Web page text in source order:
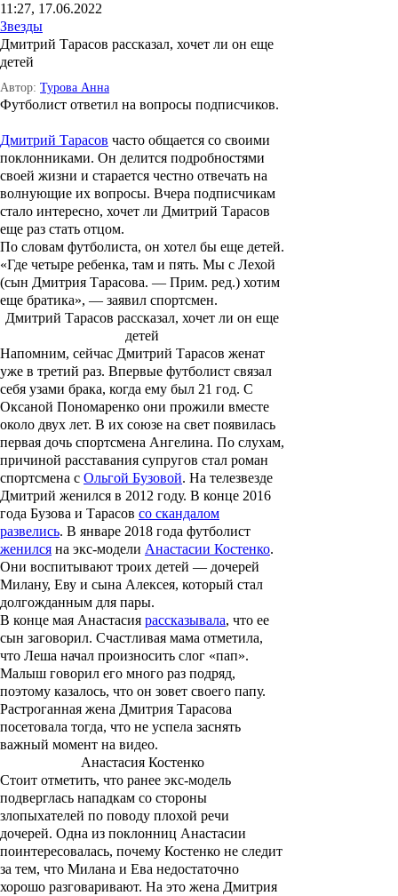
11:27, 17.06.2022
Звезды
Дмитрий Тарасов рассказал, хочет ли он еще
детей
Автор: Турова Анна
Футболист ответил на вопросы подписчиков.
Дмитрий Тарасов часто общается со своими
поклонниками. Он делится подробностями
своей жизни и старается честно отвечать на
волнующие их вопросы. Вчера подписчикам
стало интересно, хочет ли Дмитрий Тарасов
еще раз стать отцом.
По словам футболиста, он хотел бы еще детей.
«Где четыре ребенка, там и пять. Мы с Лехой
(сын Дмитрия Тарасова. — Прим. ред.) хотим
еще братика», — заявил спортсмен.
Дмитрий Тарасов рассказал, хочет ли он еще
детей
Напомним, сейчас Дмитрий Тарасов женат
уже в третий раз. Впервые футболист связал
себя узами брака, когда ему был 21 год. С
Оксаной Пономаренко они прожили вместе
около двух лет. В их союзе на свет появилась
первая дочь спортсмена Ангелина. По слухам,
причиной расставания супругов стал роман
спортсмена с Ольгой Бузовой. На телезвезде
Дмитрий женился в 2012 году. В конце 2016
года Бузова и Тарасов со скандалом
развелись. В январе 2018 года футболист
женился на экс-модели Анастасии Костенко.
Они воспитывают троих детей — дочерей
Милану, Еву и сына Алексея, который стал
долгожданным для пары.
В конце мая Анастасия рассказывала, что ее
сын заговорил. Счастливая мама отметила,
что Леша начал произносить слог «пап».
Малыш говорил его много раз подряд,
поэтому казалось, что он зовет своего папу.
Растроганная жена Дмитрия Тарасова
посетовала тогда, что не успела заснять
важный момент на видео.
Анастасия Костенко
Стоит отметить, что ранее экс-модель
подверглась нападкам со стороны
злопыхателей по поводу плохой речи
дочерей. Одна из поклонниц Анастасии
поинтересовалась, почему Костенко не следит
за тем, что Милана и Ева недостаточно
хорошо разговаривают. На это жена Дмитрия